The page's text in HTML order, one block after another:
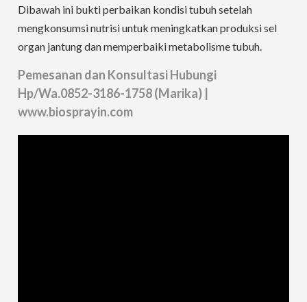
Dibawah ini bukti perbaikan kondisi tubuh setelah
mengkonsumsi nutrisi untuk meningkatkan produksi sel
organ jantung dan memperbaiki metabolisme tubuh.
Pemesanan dan Konsultasi Hubungi
Hp/Wa.0852-3186-1758 (Marika) |
www.biosprayin.com